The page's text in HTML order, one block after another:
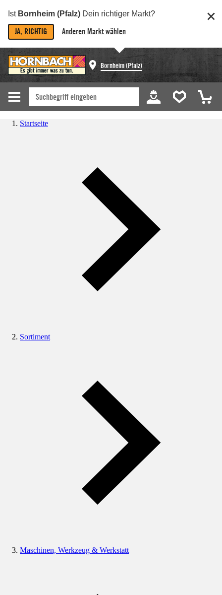
Ist Bornheim (Pfalz) Dein richtiger Markt?
JA, RICHTIG Anderen Markt wählen
Bornheim (Pfalz)
Startseite
Sortiment
Maschinen, Werkzeug & Werkstatt